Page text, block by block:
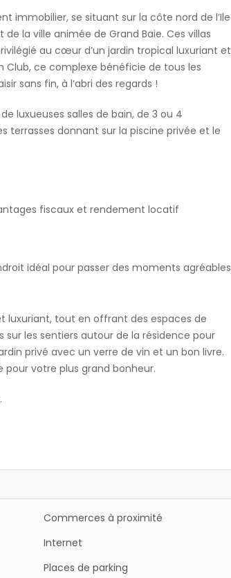
immobilier, se situant sur la côte nord de l’Ile
la ville animée de Grand Baie. Ces villas
au cœur d’un jardin tropical luxuriant et
ce complexe bénéficie de tous les
sans fin, à l’abri des regards !
luxueuses salles de bain, de 3 ou 4
terrasses donnant sur la piscine privée et le
fiscaux et rendement locatif
idéal pour passer des moments agréables
luxuriant, tout en offrant des espaces de
les sentiers autour de la résidence pour
privé avec un verre de vin et un bon livre.
votre plus grand bonheur.
Commerces à proximité
Internet
Places de parking